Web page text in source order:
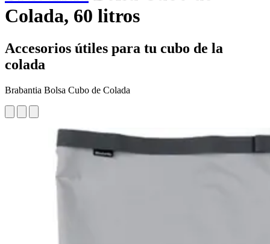
Colada, 60 litros
Accesorios útiles para tu cubo de la
colada
Brabantia Bolsa Cubo de Colada